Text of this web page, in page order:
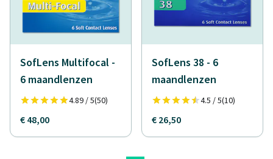
SofLens Multifocal -
6 maandlenzen
4.89 / 5(50)
€ 48,00
SofLens 38 - 6
maandlenzen
4.5 / 5(10)
€ 26,50